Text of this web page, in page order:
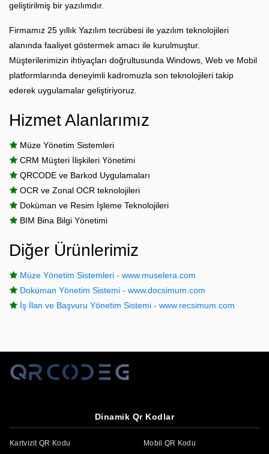
geliştirilmiş bir yazılımdır.
Firmamız 25 yıllık Yazılım tecrübesi ile yazılım teknolojileri
alanında faaliyet göstermek amacı ile kurulmuştur.
Müşterilerimizin ihtiyaçları doğrultusunda Windows, Web ve Mobil
platformlarında deneyimli kadromuzla son teknolojileri takip
ederek uygulamalar geliştiriyoruz.
Hizmet Alanlarımız
Müze Yönetim Sistemleri
CRM Müşteri İlişkileri Yönetimi
QRCODE ve Barkod Uygulamaları
OCR ve Zonal OCR teknolojileri
Doküman ve Resim İşleme Teknolojileri
BIM Bina Bilgi Yönetimi
Diğer Ürünlerimiz
Müze Yönetim Sistemleri - www.muselera.com
Doküman Yönetim Sistemi - www.docsimum.com
İş İlan ve Başvuru Yönetim Sistemi - www.recsimum.com
Dinamik Qr Kodlar
Kartvizit QR Kodu
Mobil QR Kodu